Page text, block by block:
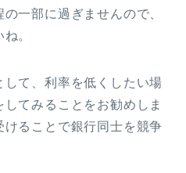
一部に過ぎませんので、
。
て、利率を低くしたい場
てみることをお勧めしま
ることで銀行同士を競争